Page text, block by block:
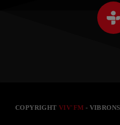
COPYRIGHTVIV'FM -